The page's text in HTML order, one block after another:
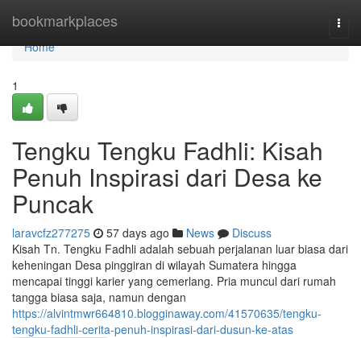
bookmarkplaces
Home
Home
1
Tengku Tengku Fadhli: Kisah
Penuh Inspirasi dari Desa ke
Puncak
laravcfz277275 57 days ago News
Discuss
Kisah Tn. Tengku Fadhli adalah sebuah perjalanan luar biasa dari
keheningan Desa pinggiran di wilayah Sumatera hingga
mencapai tinggi karier yang cemerlang. Pria muncul dari rumah
tangga biasa saja, namun dengan
https://alvintmwr664810.blogginaway.com/41570635/tengku-
tengku-fadhli-cerita-penuh-inspirasi-dari-dusun-ke-atas